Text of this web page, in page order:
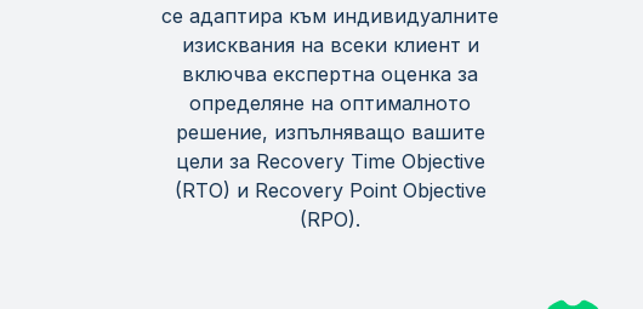
се адаптира към индивидуалните
изисквания на всеки клиент и
включва експертна оценка за
определяне на оптималното
решение, изпълняващо вашите
цели за Recovery Time Objective
(RTO) и Recovery Point Objective
(RPO).